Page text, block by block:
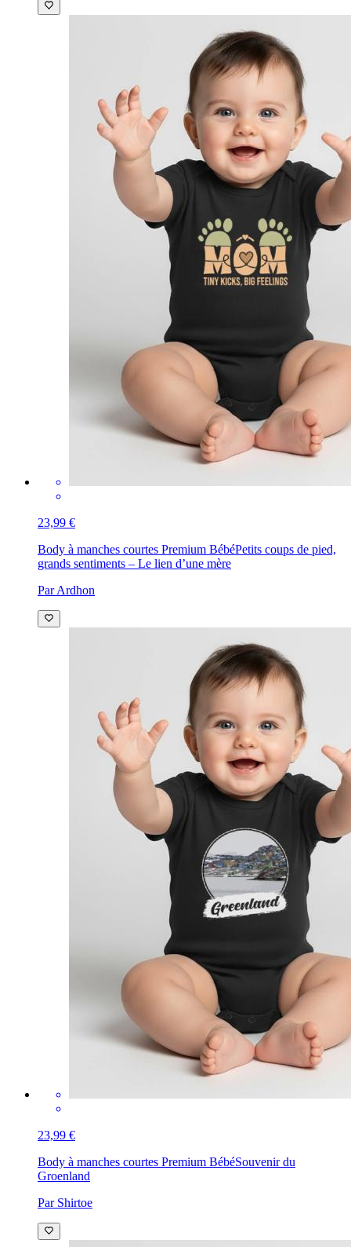
23,99 €
Body à manches courtes Premium BébéPetits coups de pied,
grands sentiments – Le lien d’une mère
Par Ardhon
23,99 €
Body à manches courtes Premium BébéSouvenir du
Groenland
Par Shirtoe